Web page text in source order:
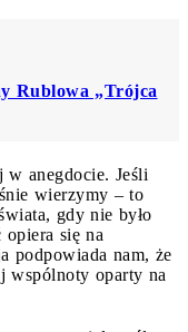
Rublowa „Trójca
anegdocie. Jeśli
wierzymy – to
gdy nie było
opiera się na
podpowiada nam, że
wspólnoty oparty na